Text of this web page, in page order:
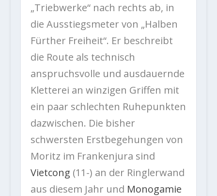
„Triebwerke“ nach rechts ab, in
die Ausstiegsmeter von „Halben
Fürther Freiheit“. Er beschreibt
die Route als technisch
anspruchsvolle und ausdauernde
Kletterei an winzigen Griffen mit
ein paar schlechten Ruhepunkten
dazwischen. Die bisher
schwersten Erstbegehungen von
Moritz im Frankenjura sind
Vietcong (11-) an der Ringlerwand
aus diesem Jahr und Monogamie